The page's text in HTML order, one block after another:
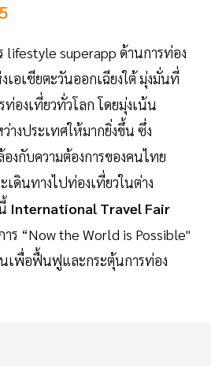
lifestyle superapp ด้านการท่อง
อเชียตะวันออกเฉียงใต้ มุ่งมั่นที่
องเที่ยวทั่วโลก โดยมุ่งเน้น
างประเทศให้มากยิ่งขึ้น ซึ่ง
งกับความต้องการของคนไทย
ดินทางไปท่องเที่ยวในต่าง
International Travel Fair
ร “Now the World is Possible"
เพื่อฟื้นฟูและกระตุ้นการท่อง